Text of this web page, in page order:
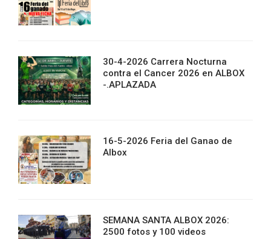
30-4-2026 Carrera Nocturna
contra el Cancer 2026 en ALBOX
-.APLAZADA
16-5-2026 Feria del Ganao de
Albox
SEMANA SANTA ALBOX 2026:
2500 fotos y 100 videos